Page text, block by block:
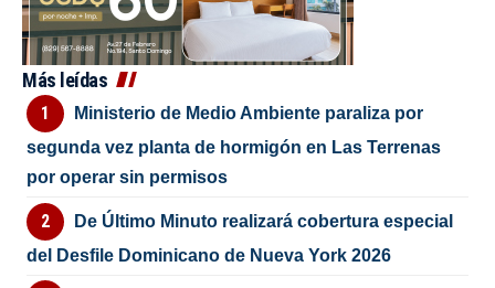
Más leídas
Ministerio de Medio Ambiente paraliza por
segunda vez planta de hormigón en Las Terrenas
por operar sin permisos
De Último Minuto realizará cobertura especial
del Desfile Dominicano de Nueva York 2026